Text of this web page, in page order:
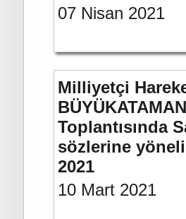
07 Nisan 2021
Milliyetçi
Toplantısında
sözlerine
2021
10 Mart 2021